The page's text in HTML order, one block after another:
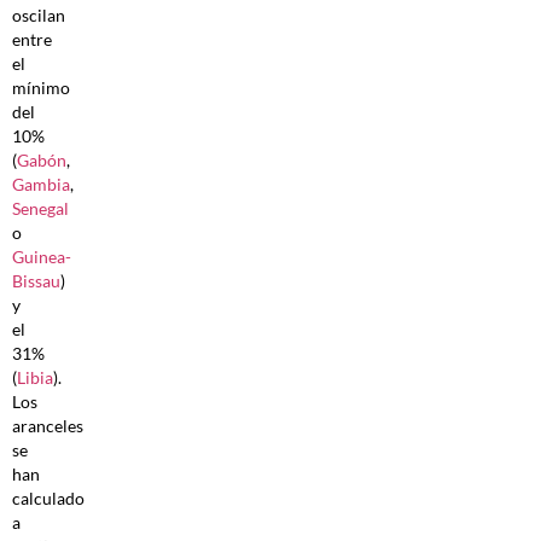
oscilan
entre
el
mínimo
del
10%
(Gabón,
Gambia,
Senegal
o
Guinea-
Bissau)
y
el
31%
(Libia).
Los
aranceles
se
han
calculado
a